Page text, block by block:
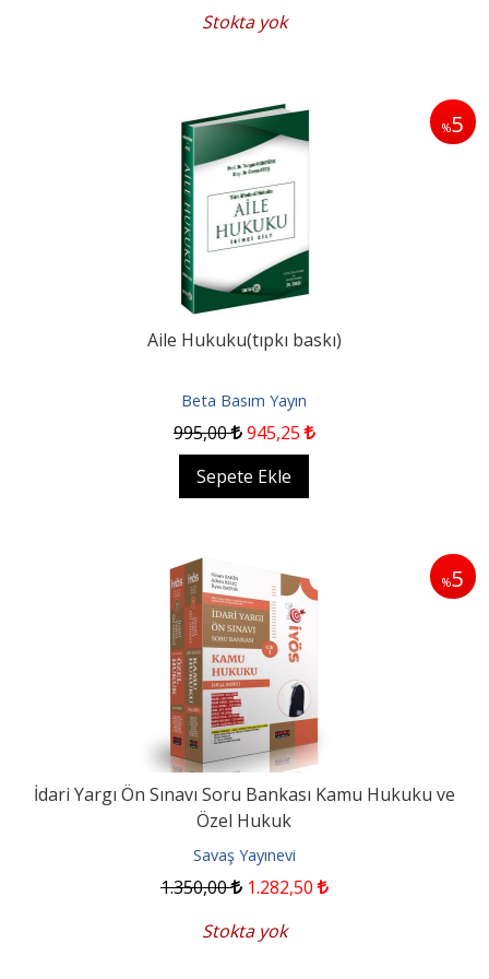
Stokta yok
%5
Aile Hukuku(tıpkı baskı)
Beta Basım Yayın
995,00 945,25
Sepete Ekle
%5
İdari Yargı Ön Sınavı Soru Bankası Kamu Hukuku ve
Özel Hukuk
Savaş Yayınevi
1.350,00 1.282,50
Stokta yok